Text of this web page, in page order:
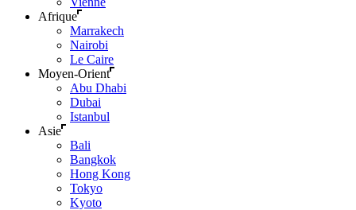
Afrique
Marrakech
Nairobi
Le Caire
Moyen-Orient
Abu Dhabi
Dubai
Istanbul
Asie
Bali
Bangkok
Hong Kong
Tokyo
Kyoto